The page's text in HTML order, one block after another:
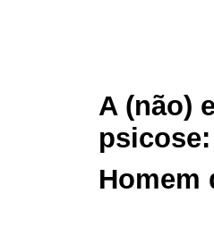
A (não)
Homem